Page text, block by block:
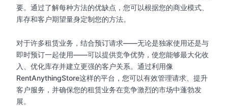
要。通过了解每种方法的优缺点，您可以根据您的商业模式、
库存和客户期望量身定制您的方法。
对于许多租赁业务，结合预订请求——无论是独家使用还是与
即时预订一起使用——可以提供竞争优势，使您能够最大化收
入、优化库存并建立更强的客户关系。通过利用像
RentAnythingStore这样的平台，您可以有效管理请求、提升
客户服务，并确保您的租赁业务在竞争激烈的市场中蓬勃发
展。